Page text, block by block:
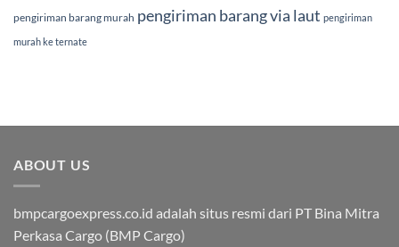
pengiriman barang murah pengiriman barang via laut pengiriman
murah ke ternate
ABOUT US
bmpcargoexpress.co.id adalah situs resmi dari PT Bina Mitra
Perkasa Cargo (BMP Cargo)